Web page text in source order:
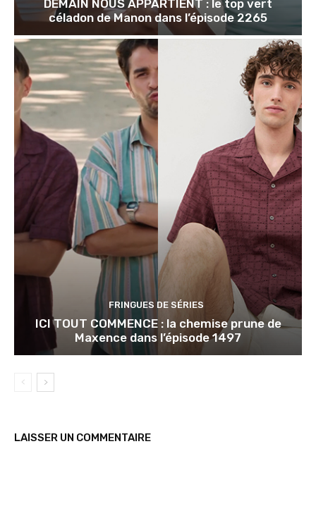
DEMAIN NOUS APPARTIENT : le top vert
céladon de Manon dans l’épisode 2265
FRINGUES DE SÉRIES
ICI TOUT COMMENCE : la chemise prune de
Maxence dans l’épisode 1497
LAISSER UN COMMENTAIRE